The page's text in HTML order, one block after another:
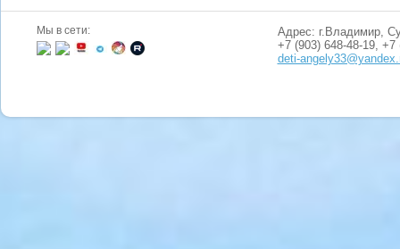
Мы в сети:
Адрес: г.Владимир,
+7 (903) 648-48-19, +7
deti-